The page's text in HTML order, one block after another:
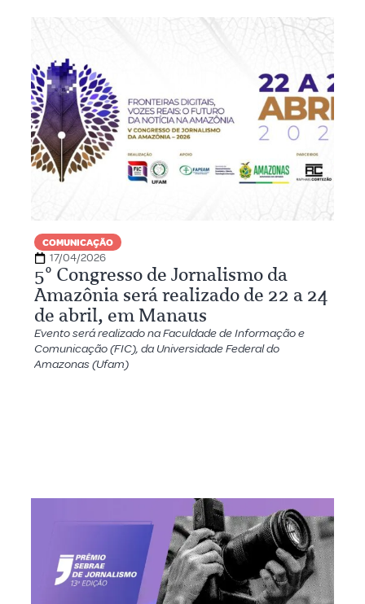
COMUNICAÇÃO
17/04/2026
5º Congresso de Jornalismo da
Amazônia será realizado de 22 a 24
de abril, em Manaus
Evento será realizado na Faculdade de Informação e
Comunicação (FIC), da Universidade Federal do
Amazonas (Ufam)